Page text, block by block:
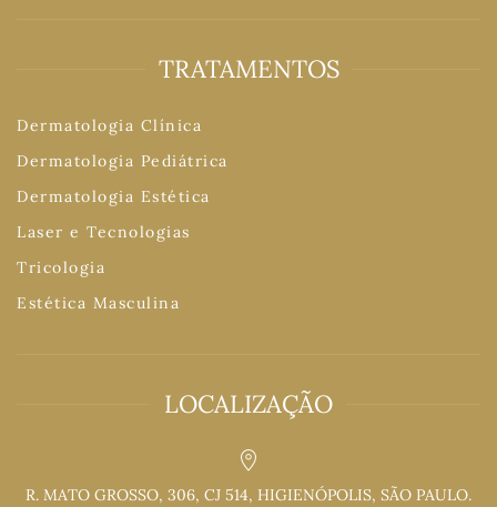
TRATAMENTOS
Dermatologia Clínica
Dermatologia Pediátrica
Dermatologia Estética
Laser e Tecnologias
Tricologia
Estética Masculina
LOCALIZAÇÃO
R. MATO GROSSO, 306, CJ 514, HIGIENÓPOLIS, SÃO PAULO.